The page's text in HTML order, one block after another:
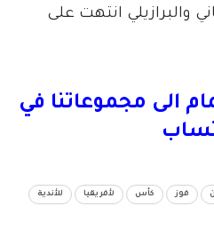
والبرازيلي انتهت على
الى مجموعاتنا في
فوز كأس لأفريقيا للأندية